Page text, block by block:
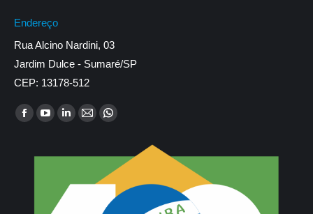
Endereço
Rua Alcino Nardini, 03
Jardim Dulce - Sumaré/SP
CEP: 13178-512
Encontre-nos em:
Facebook
opens
window
YouTube
opens
new
window
Linkedin
opens
new
Mail
opens
window
Whatsapp
opens
in
new